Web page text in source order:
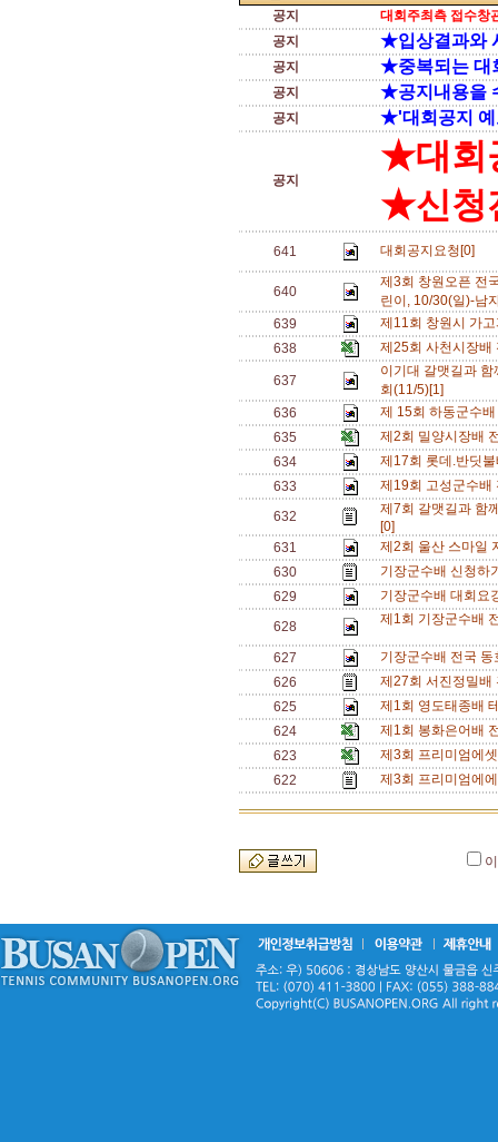
공지
대회주최측 접수창
공지
★입상결과와
공지 ★중복되는 대
공지 ★공지내용을
공지 ★'대회공지 예
공지
★대회
★신청
641 대회공지요청[0]
640
제3회 창원오픈 전
린이, 10/30(일)-남
639
제11회 창원시 가
638
제25회 사천시장
637
이기대 갈맷길과
회(11/5)[1]
636
제 15회 하동군수
635
제2회 밀양시장배
634
제17회 롯데.반딧
633
제19회 고성군수
632
제7회 갈맷길과 함
[0]
631
제2회 울산 스마일
630
기장군수배 신청
629
기장군수배 대회
628
제1회 기장군수배
627
기장군수배 전국
626
제27회 서진정밀
625
제1회 영도태종배
624
제1회 봉화은어배
623
제3회 프리미엄에
622
제3회 프리미엄에